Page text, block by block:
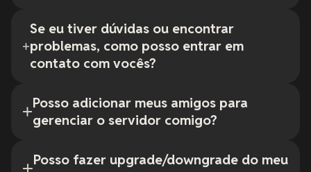
Se eu tiver dúvidas ou encontrar
problemas, como posso entrar em
contato com vocês?
Posso adicionar meus amigos para
gerenciar o servidor comigo?
Posso fazer upgrade/downgrade do meu